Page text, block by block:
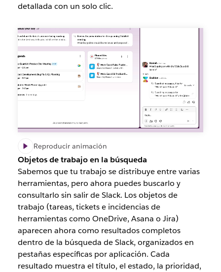
detallada con un solo clic.
Reproducir animación
Objetos de trabajo en la búsqueda
Sabemos que tu trabajo se distribuye entre varias
herramientas, pero ahora puedes buscarlo y
consultarlo sin salir de Slack. Los objetos de
trabajo (tareas, tickets e incidencias de
herramientas como OneDrive, Asana o Jira)
aparecen ahora como resultados completos
dentro de la búsqueda de Slack, organizados en
pestañas específicas por aplicación. Cada
resultado muestra el título, el estado, la prioridad,